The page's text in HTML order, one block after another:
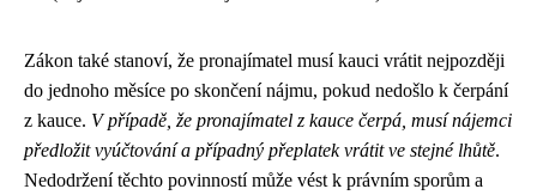
Zákon také stanoví, že pronajímatel musí kauci vrátit nejpozději
do jednoho měsíce po skončení nájmu, pokud nedošlo k čerpání
z kauce. V případě, že pronajímatel z kauce čerpá, musí nájemci
předložit vyúčtování a případný přeplatek vrátit ve stejné lhůtě.
Nedodržení těchto povinností může vést k právním sporům a